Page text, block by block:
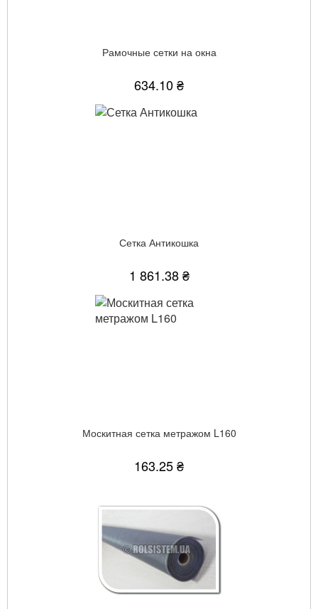
Рамочные сетки на окна
634.10 ₴
Сетка Антикошка
1 861.38 ₴
Москитная сетка метражом L160
163.25 ₴